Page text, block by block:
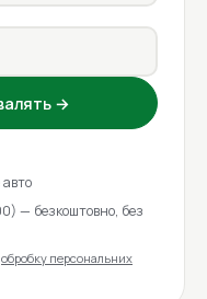
→
авто
— безкоштовно, без
обробку персональних